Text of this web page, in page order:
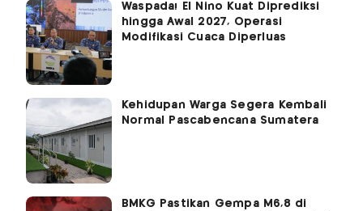
Waspada! El Nino Kuat Diprediksi
hingga Awal 2027, Operasi
Modifikasi Cuaca Diperluas
Kehidupan Warga Segera Kembali
Normal Pascabencana Sumatera
BMKG Pastikan Gempa M6,8 di